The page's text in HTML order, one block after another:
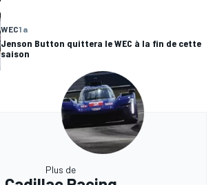
WEC1 a
Jenson Button quittera le WEC à la fin de cette
saison
Plus de